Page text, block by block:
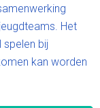
Het
spelen bij
kan worden